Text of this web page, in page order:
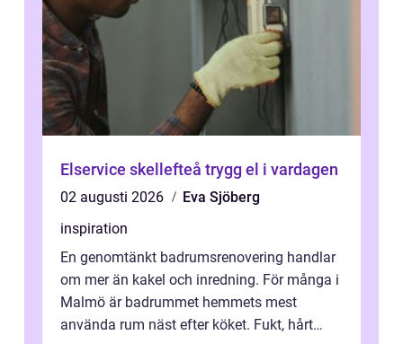
Elservice skellefteå trygg el i vardagen
02 augusti 2026
Eva Sjöberg
inspiration
En genomtänkt badrumsrenovering handlar
om mer än kakel och inredning. För många i
Malmö är badrummet hemmets mest
använda rum näst efter köket. Fukt, hårt